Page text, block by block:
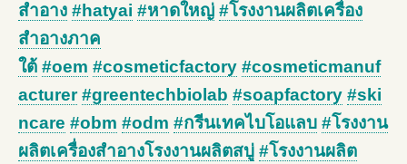
สำอาง #hatyai #หาดใหญ่ #โรงงานผลิตเครื่อง
สำอางภาค
ใต้ #oem #cosmeticfactory #cosmeticmanuf
acturer #greentechbiolab #soapfactory #ski
ncare #obm #odm #กรีนเทคไบโอแลบ #โรงงาน
ผลิตเครื่องสำอางโรงงานผลิตสบู่ #โรงงานผลิต